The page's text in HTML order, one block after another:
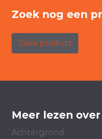
Zoek nog een
Zoek product
Meer lezen
Achtergrond